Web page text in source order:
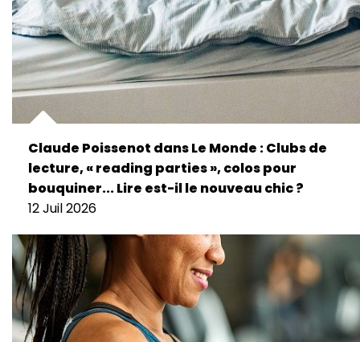
Claude Poissenot dans Le Monde : Clubs de
lecture, « reading parties », colos pour
bouquiner... Lire est-il le nouveau chic ?
12 Juil 2026